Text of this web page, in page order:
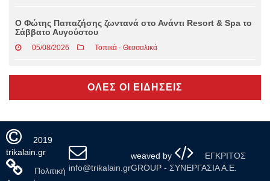
Ο Φώτης Παπαζήσης ζωντανά στο Ανάντι Resort & Spa το
Σάββατο Αυγούστου
05/08/2026 Τοπικά - Θεσσαλικά
ΟΛΕΣ ΟΙ ΕΙΔΗΣΕΙΣ
2019
trikalain.gr
Πολιτική info@trikalain.gr
weaved by
ΕΓΚΡΙΤΟΣ
GROUP - ΣΥΝΕΡΓΑΣΙΑ Α.Ε.